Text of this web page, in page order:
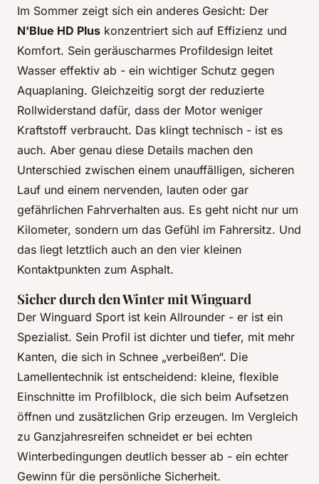
Im Sommer zeigt sich ein anderes Gesicht: Der
N'Blue HD Plus konzentriert sich auf Effizienz und
Komfort. Sein geräuscharmes Profildesign leitet
Wasser effektiv ab - ein wichtiger Schutz gegen
Aquaplaning. Gleichzeitig sorgt der reduzierte
Rollwiderstand dafür, dass der Motor weniger
Kraftstoff verbraucht. Das klingt technisch - ist es
auch. Aber genau diese Details machen den
Unterschied zwischen einem unauffälligen, sicheren
Lauf und einem nervenden, lauten oder gar
gefährlichen Fahrverhalten aus. Es geht nicht nur um
Kilometer, sondern um das Gefühl im Fahrersitz. Und
das liegt letztlich auch an den vier kleinen
Kontaktpunkten zum Asphalt.
Sicher durch den Winter mit Winguard
Der Winguard Sport ist kein Allrounder - er ist ein
Spezialist. Sein Profil ist dichter und tiefer, mit mehr
Kanten, die sich in Schnee „verbeißen“. Die
Lamellentechnik ist entscheidend: kleine, flexible
Einschnitte im Profilblock, die sich beim Aufsetzen
öffnen und zusätzlichen Grip erzeugen. Im Vergleich
zu Ganzjahresreifen schneidet er bei echten
Winterbedingungen deutlich besser ab - ein echter
Gewinn für die persönliche Sicherheit.